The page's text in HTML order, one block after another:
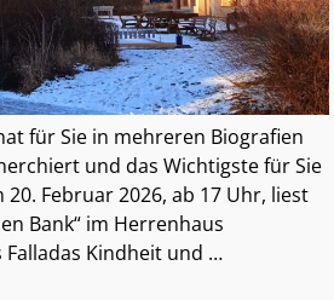
für Sie in mehreren Biografien
und das Wichtigste für Sie
Februar 2026, ab 17 Uhr, liest
Bank“ im Herrenhaus
Kindheit und …